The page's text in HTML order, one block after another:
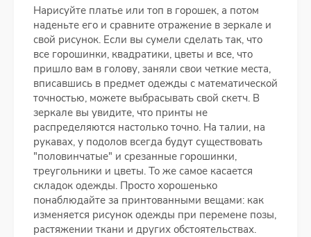
Нарисуйте платье или топ в горошек, а потом
наденьте его и сравните отражение в зеркале и
свой рисунок. Если вы сумели сделать так, что
все горошинки, квадратики, цветы и все, что
пришло вам в голову, заняли свои четкие места,
вписавшись в предмет одежды с математической
точностью, можете выбрасывать свой скетч. В
зеркале вы увидите, что принты не
распределяются настолько точно. На талии, на
рукавах, у подолов всегда будут существовать
"половинчатые" и срезанные горошинки,
треугольники и цветы. То же самое касается
складок одежды. Просто хорошенько
понаблюдайте за принтованными вещами: как
изменяется рисунок одежды при перемене позы,
растяжении ткани и других обстоятельствах.